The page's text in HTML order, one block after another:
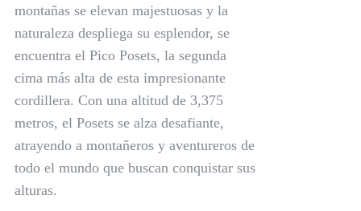
montañas se elevan majestuosas y la
naturaleza despliega su esplendor, se
encuentra el Pico Posets, la segunda
cima más alta de esta impresionante
cordillera. Con una altitud de 3,375
metros, el Posets se alza desafiante,
atrayendo a montañeros y aventureros de
todo el mundo que buscan conquistar sus
alturas.